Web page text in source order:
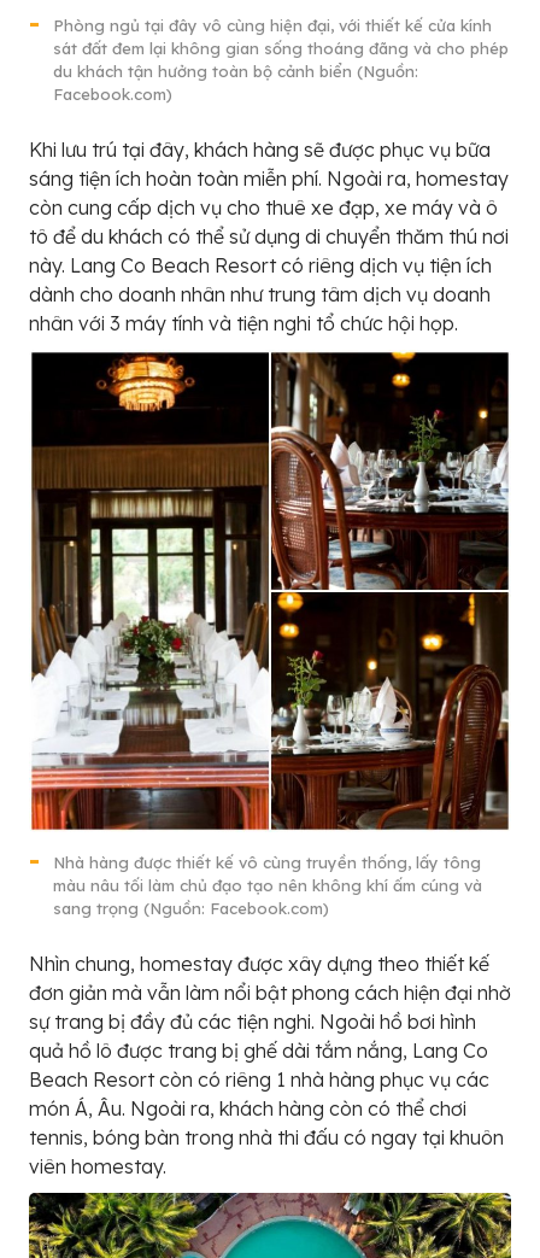
Phòng ngủ tại đây vô cùng hiện đại, với thiết kế cửa kính
sát đất đem lại không gian sống thoáng đãng và cho phép
du khách tận hưởng toàn bộ cảnh biển (Nguồn:
Facebook.com)
Khi lưu trú tại đây, khách hàng sẽ được phục vụ bữa
sáng tiện ích hoàn toàn miễn phí. Ngoài ra, homestay
còn cung cấp dịch vụ cho thuê xe đạp, xe máy và ô
tô để du khách có thể sử dụng di chuyển thăm thú nơi
này. Lang Co Beach Resort có riêng dịch vụ tiện ích
dành cho doanh nhân như trung tâm dịch vụ doanh
nhân với 3 máy tính và tiện nghi tổ chức hội họp.
Nhà hàng được thiết kế vô cùng truyền thống, lấy tông
màu nâu tối làm chủ đạo tạo nên không khí ấm cúng và
sang trọng (Nguồn: Facebook.com)
Nhìn chung, homestay được xây dựng theo thiết kế
đơn giản mà vẫn làm nổi bật phong cách hiện đại nhờ
sự trang bị đầy đủ các tiện nghi. Ngoài hồ bơi hình
quả hồ lô được trang bị ghế dài tắm nắng, Lang Co
Beach Resort còn có riêng 1 nhà hàng phục vụ các
món Á, Âu. Ngoài ra, khách hàng còn có thể chơi
tennis, bóng bàn trong nhà thi đấu có ngay tại khuôn
viên homestay.